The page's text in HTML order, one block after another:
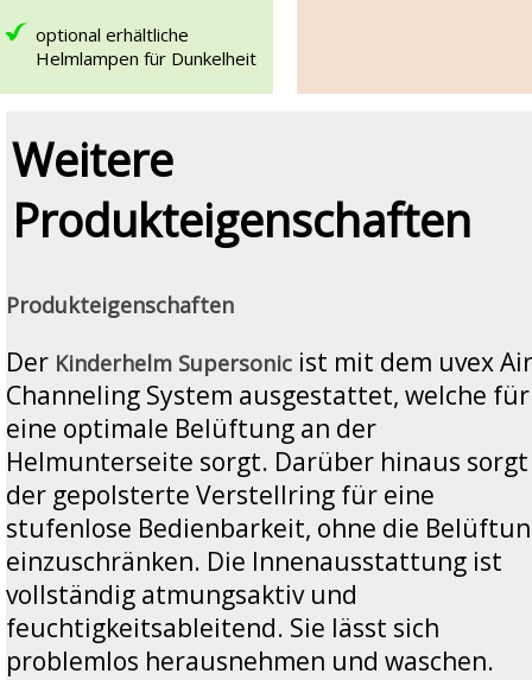
optional erhältliche
Helmlampen für Dunkelheit
Weitere
Produkteigenschaften
Produkteigenschaften
Der Kinderhelm Supersonic ist mit dem uvex Air
Channeling System ausgestattet, welche für
eine optimale Belüftung an der
Helmunterseite sorgt. Darüber hinaus sorgt
der gepolsterte Verstellring für eine
stufenlose Bedienbarkeit, ohne die
einzuschränken. Die Innenausstattung ist
vollständig atmungsaktiv und
feuchtigkeitsableitend. Sie lässt sich
problemlos herausnehmen und waschen.